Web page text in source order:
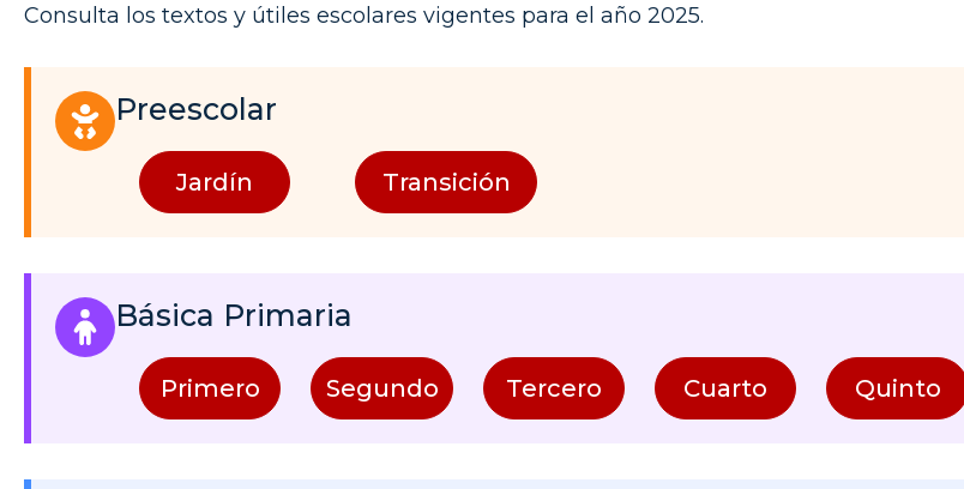
Consulta los textos y útiles escolares vigentes para el año 2025.
Preescolar
Jardín Transición
Básica Primaria
Primero Segundo Tercero Cuarto Quinto